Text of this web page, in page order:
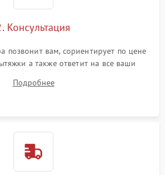
Консультация
позвонит вам, сориентирует по цене
а также ответит на все ваши
Подробнее